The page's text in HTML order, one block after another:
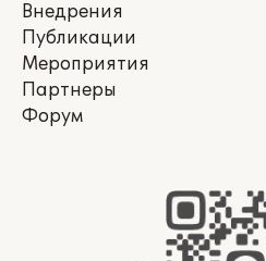
Внедрения
Публикации
Мероприятия
Партнеры
Форум